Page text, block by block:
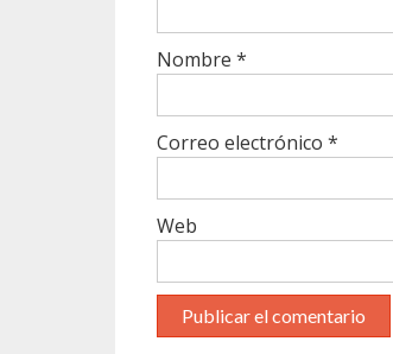
Nombre *
Correo electrónico *
Web